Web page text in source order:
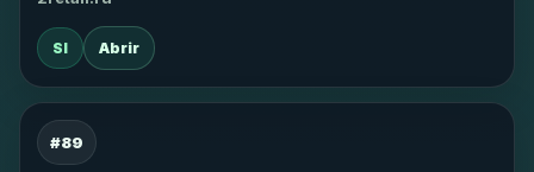
SI Abrir
#89